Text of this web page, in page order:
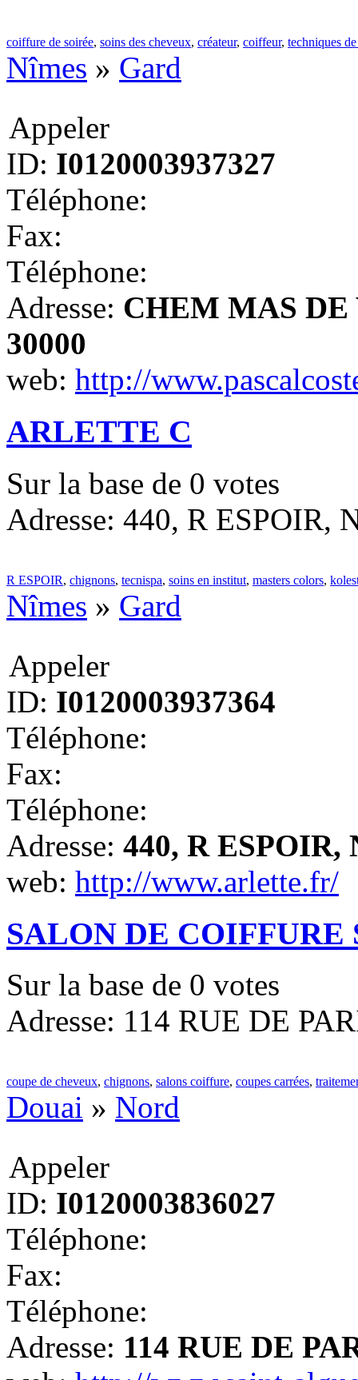
coiffure de soirée, soins des cheveux, créateur, coiffeur, techniques
Nîmes » Gard
Appeler
ID: I0120003937327
Téléphone:
Fax:
Téléphone:
Adresse: CHEM MAS DE
30000
web: http://
ARLETTE C
Sur la base de 0 votes
Adresse: 440, R ESPOIR,
R ESPOIR, chignons, tecnispa, soins en institut, masters colors,
Nîmes » Gard
Appeler
ID: I0120003937364
Téléphone:
Fax:
Téléphone:
Adresse: 440, R ESPOIR,
web: http://www.arlette.fr/
SALON DE
Sur la base de 0 votes
Adresse: 114 RUE DE
coupe de cheveux, chignons, salons coiffure, coupes carrées,
Douai » Nord
Appeler
ID: I0120003836027
Téléphone:
Fax:
Téléphone:
Adresse: 114 RUE DE